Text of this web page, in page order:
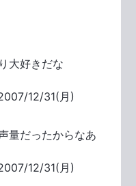
大好きだな
12/31(月)
量だったからなあ
12/31(月)